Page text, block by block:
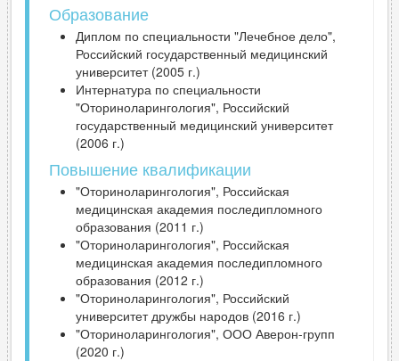
Образование
Диплом по специальности "Лечебное дело",
Российский государственный медицинский
университет (2005 г.)
Интернатура по специальности
"Оториноларингология", Российский
государственный медицинский университет
(2006 г.)
Повышение квалификации
"Оториноларингология", Российская
медицинская академия последипломного
образования (2011 г.)
"Оториноларингология", Российская
медицинская академия последипломного
образования (2012 г.)
"Оториноларингология", Российский
университет дружбы народов (2016 г.)
"Оториноларингология", ООО Аверон-групп
(2020 г.)